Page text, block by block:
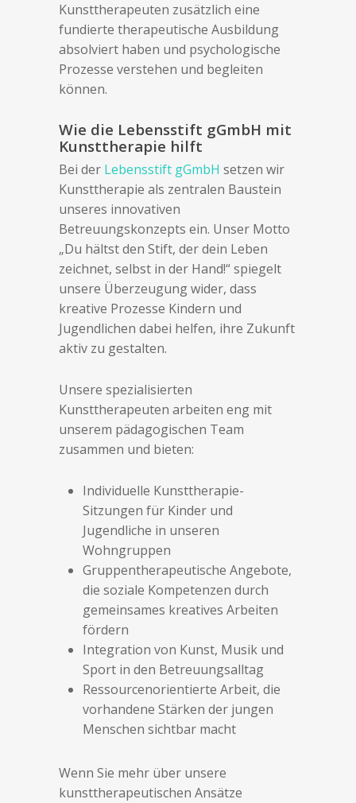
Kunsttherapeuten zusätzlich eine
fundierte therapeutische Ausbildung
absolviert haben und psychologische
Prozesse verstehen und begleiten
können.
Wie die Lebensstift gGmbH mit
Kunsttherapie hilft
Bei der Lebensstift gGmbH setzen wir
Kunsttherapie als zentralen Baustein
unseres innovativen
Betreuungskonzepts ein. Unser Motto
„Du hältst den Stift, der dein Leben
zeichnet, selbst in der Hand!“ spiegelt
unsere Überzeugung wider, dass
kreative Prozesse Kindern und
Jugendlichen dabei helfen, ihre Zukunft
aktiv zu gestalten.
Unsere spezialisierten
Kunsttherapeuten arbeiten eng mit
unserem pädagogischen Team
zusammen und bieten:
Individuelle Kunsttherapie-
Sitzungen für Kinder und
Jugendliche in unseren
Wohngruppen
Gruppentherapeutische Angebote,
die soziale Kompetenzen durch
gemeinsames kreatives Arbeiten
fördern
Integration von Kunst, Musik und
Sport in den Betreuungsalltag
Ressourcenorientierte Arbeit, die
vorhandene Stärken der jungen
Menschen sichtbar macht
Wenn Sie mehr über unsere
kunsttherapeutischen Ansätze